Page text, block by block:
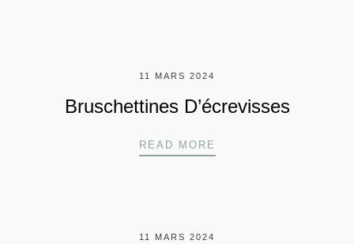
11 MARS 2024
Bruschettines D’écrevisses
READ MORE
11 MARS 2024